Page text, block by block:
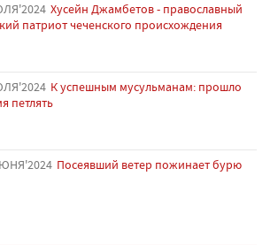
Хусейн Джамбетов - православный
патриот чеченского происхождения
К успешным мусульманам: прошло
петлять
Посеявший ветер пожинает бурю